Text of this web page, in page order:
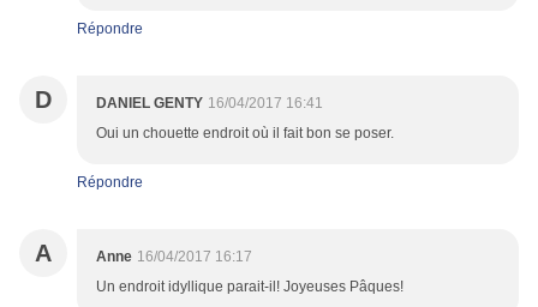
Répondre
D DANIEL GENTY 16/04/2017 16:41
Oui un chouette endroit où il fait bon se poser.
Répondre
A Anne 16/04/2017 16:17
Un endroit idyllique parait-il! Joyeuses Pâques!